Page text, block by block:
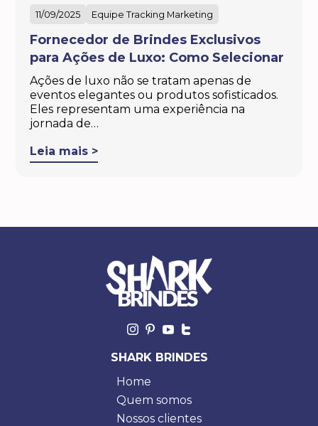
11/09/2025 Equipe Tracking Marketing
Fornecedor de Brindes Exclusivos
para Ações de Luxo: Como Selecionar
Ações de luxo não se tratam apenas de
eventos elegantes ou produtos sofisticados.
Eles representam uma experiência na
jornada de…
Leia mais >
SHARK BRINDES
Home
Quem somos
Nossos clientes